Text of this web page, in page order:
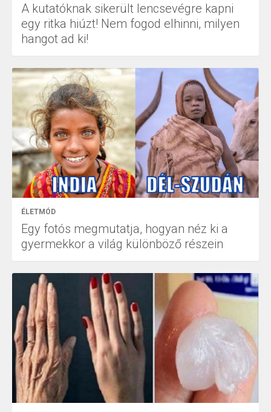
A kutatóknak sikerült lencsevégre kapni
egy ritka hiúzt! Nem fogod elhinni, milyen
hangot ad ki!
ÉLETMÓD
Egy fotós megmutatja, hogyan néz ki a
gyermekkor a világ különböző részein